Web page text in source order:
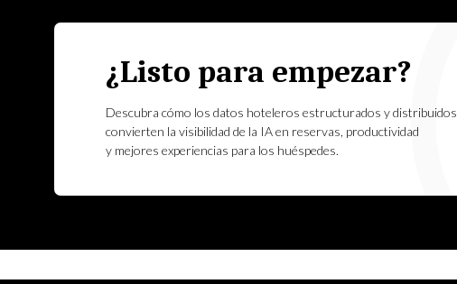
¿Listo para empezar?
Descubra cómo los datos hoteleros estructurados y distribuidos
convierten la visibilidad de la IA en reservas, productividad
y mejores experiencias para los huéspedes.